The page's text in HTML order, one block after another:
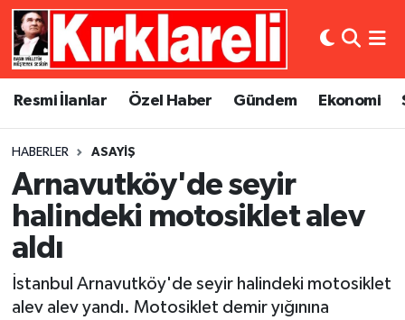
Resmi İlanlar Özel Haber Gündem Ekonomi
HABERLER ASAYIŞ
Arnavutköy'de seyir
halindeki motosiklet alev
aldı
İstanbul Arnavutköy'de seyir halindeki motosiklet
alev alev yandı. Motosiklet demir yığınına
Resmi İlanlar
Gündem
Ekonomi
Siyaset
Spor
Asayiş
Dünya
Eğitim
Kültür Sanat
Magazin
Künye
Gizlilik Sözleşmesi
Merkez Nöbetçi Eczaneler
Merkez Trafik Yoğunluk Haritası
Süper Lig Puan Durumu ve Fikstür
Tüm Manşetler
Son Dakika Haberleri